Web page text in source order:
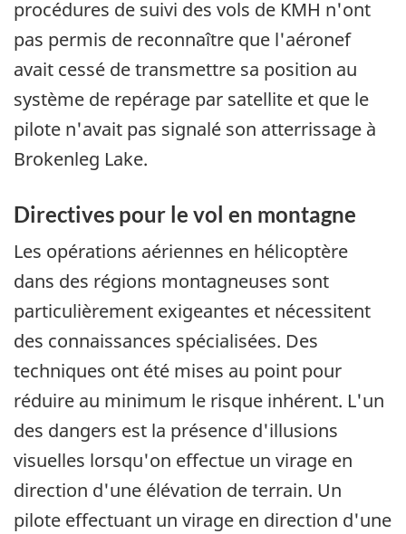
procédures de suivi des vols de KMH n'ont
pas permis de reconnaître que l'aéronef
avait cessé de transmettre sa position au
système de repérage par satellite et que le
pilote n'avait pas signalé son atterrissage à
Brokenleg Lake.
Directives pour le vol en montagne
Les opérations aériennes en hélicoptère
dans des régions montagneuses sont
particulièrement exigeantes et nécessitent
des connaissances spécialisées. Des
techniques ont été mises au point pour
réduire au minimum le risque inhérent. L'un
des dangers est la présence d'illusions
visuelles lorsqu'on effectue un virage en
direction d'une élévation de terrain. Un
pilote effectuant un virage en direction d'une